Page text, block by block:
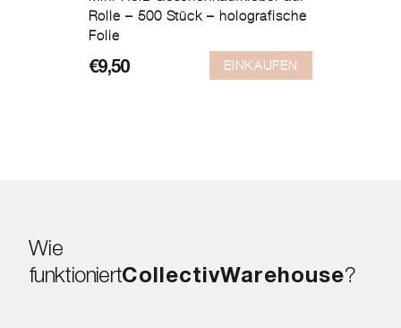
Rolle – 500 Stück – holografische
Folie
€9,50 EINKAUFEN
Wie
funktioniertCollectivWarehouse?